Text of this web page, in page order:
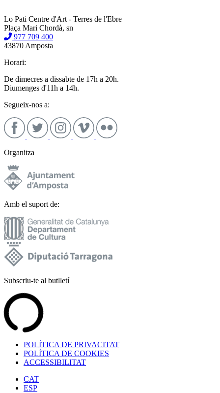
Lo Pati Centre d'Art - Terres de l'Ebre
Plaça Mari Chordà, sn
977 709 400
43870 Amposta
Horari:
De dimecres a dissabte de 17h a 20h.
Diumenges d'11h a 14h.
Segueix-nos a:
Organitza
Amb el suport de:
Subscriu-te al butlletí
POLÍTICA DE PRIVACITAT
POLÍTICA DE COOKIES
ACCESSIBILITAT
CAT
ESP